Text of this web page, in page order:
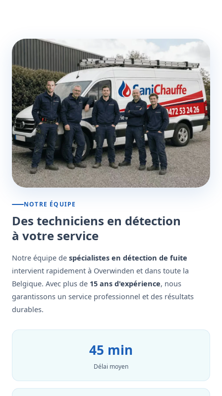
NOTRE ÉQUIPE
Des techniciens en détection
à votre service
Notre équipe de spécialistes en détection de fuite
intervient rapidement à Overwinden et dans toute la
Belgique. Avec plus de 15 ans d'expérience, nous
garantissons un service professionnel et des résultats
durables.
45 min
Délai moyen